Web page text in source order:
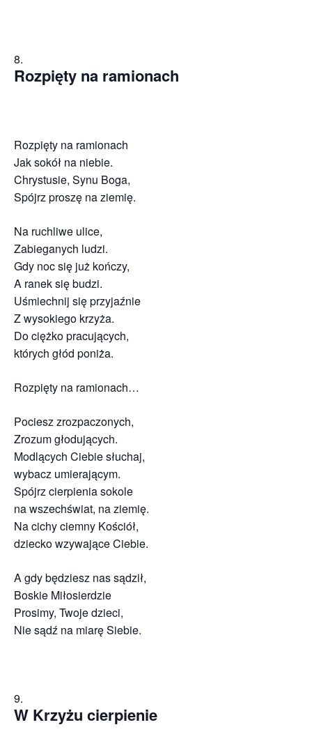
Rozpięty na ramionach
Rozpięty na ramionach
Jak sokół na niebie.
Chrystusie, Synu Boga,
Spójrz proszę na ziemię.
Na ruchliwe ulice,
Zabieganych ludzi.
Gdy noc się już kończy,
A ranek się budzi.
Uśmiechnij się przyjaźnie
Z wysokiego krzyża.
Do ciężko pracujących,
których głód poniża.
Rozpięty na ramionach…
Pociesz zrozpaczonych,
Zrozum głodujących.
Modlących Ciebie słuchaj,
wybacz umierającym.
Spójrz cierpienia sokole
na wszechświat, na ziemię.
Na cichy ciemny Kościół,
dziecko wzywające Ciebie.
A gdy będziesz nas sądził,
Boskie Miłosierdzie
Prosimy, Twoje dzieci,
Nie sądź na miarę Siebie.
W Krzyżu cierpienie